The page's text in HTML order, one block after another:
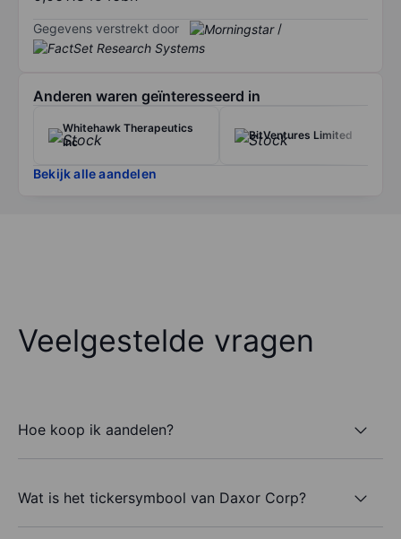
Gegevens verstrekt door /
Anderen waren geïnteresseerd in
Whitehawk Therapeutics
Inc
BitVentures Limited
Bekijk alle aandelen
Veelgestelde vragen
Hoe koop ik aandelen?
Wat is het tickersymbool van Daxor Corp?